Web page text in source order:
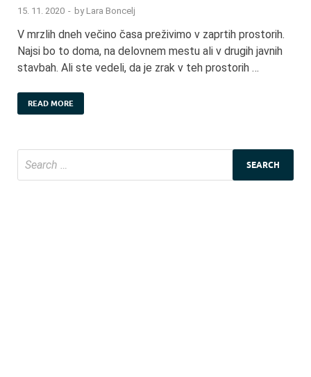
15. 11. 2020 - by Lara Boncelj
V mrzlih dneh večino časa preživimo v zaprtih prostorih.
Najsi bo to doma, na delovnem mestu ali v drugih javnih
stavbah. Ali ste vedeli, da je zrak v teh prostorih …
READ MORE